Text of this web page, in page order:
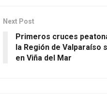
Next Post
Primeros cruces
la Región de Valparaíso
en Viña del Mar